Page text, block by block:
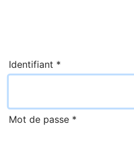
Identifiant *
Mot de passe *